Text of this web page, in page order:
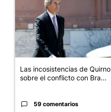
Las incosistencias de Quirno
sobre el conflicto con Bra...
59 comentarios